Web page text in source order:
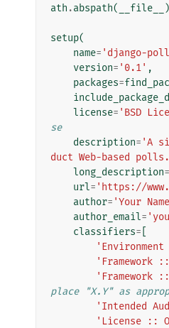
ath .abspath( __file__
setup(
name= 'django-
version= '0.1' ,
packages=
license= 'BSD
se
description= 'A
duct Web-based
long_description=
url= 'https://
author= 'Your
author_email=
classifiers=
'Framework
'Framework
place "X.Y" as
'Intended
'License ::